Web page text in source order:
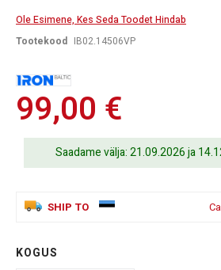
the
gallery
of
images
Ole Esimene, Kes Seda Toodet Hindab
Tootekood IB02.14506VP
99,00 €
Saadame välja: 21.09.2026 ja
SHIP TO
KOGUS